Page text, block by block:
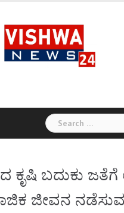
Search
for:
ಕೃಷಿ ಬದುಕು
ಜೀವನ ನಡೆಸುವ